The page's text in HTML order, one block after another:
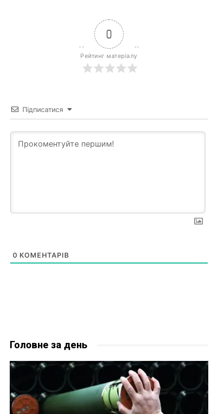
0
Рейтинг матеріалу
Підписатися
0 КОМЕНТАРІВ
Головне за день